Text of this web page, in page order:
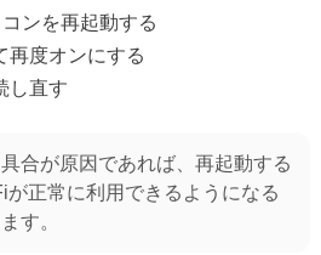
ンを再起動する
再度オンにする
し直す
合が原因であれば、再起動する
が正常に利用できるようになる
す。